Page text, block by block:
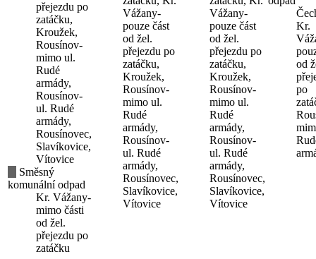
přejezdu po
zatáčku,
Kroužek,
Rousínov-
mimo ul.
Rudé
armády,
Rousínov-
ul. Rudé
armády,
Rousínovec,
Slavíkovice,
Vítovice
Směsný
komunální odpad
Kr. Vážany-
mimo části
od žel.
přejezdu po
zatáčku
Vážany-
pouze část
od žel.
přejezdu po
zatáčku,
Kroužek,
Rousínov-
mimo ul.
Rudé
armády,
Rousínov-
ul. Rudé
armády,
Rousínovec,
Slavíkovice,
Vítovice
Vážany-
pouze část
od žel.
přejezdu po
zatáčku,
Kroužek,
Rousínov-
mimo ul.
Rudé
armády,
Rousínov-
ul. Rudé
armády,
Rousínovec,
Slavíkovice,
Vítovice
Kr.
od
po